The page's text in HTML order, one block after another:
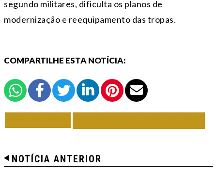
segundo militares, dificulta os planos de
modernização e reequipamento das tropas.
COMPARTILHE ESTA NOTÍCIA:
NOTÍCIA ANTERIOR